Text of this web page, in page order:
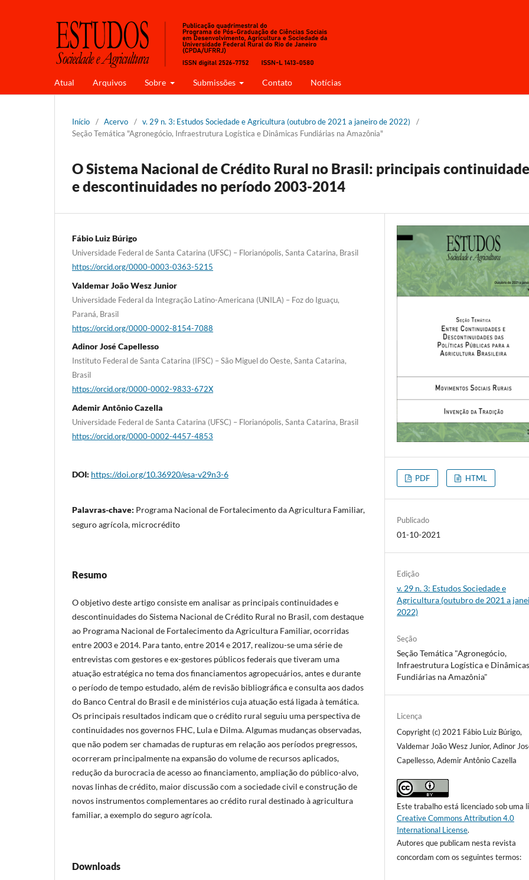
Atual Arquivos Sobre Submissões Contato Notícias
Início / Acervo / v. 29 n. 3: Estudos Sociedade e Agricultura (outubro de 2021 a janeiro de 2022)
/
Seção Temática "Agronegócio, Infraestrutura Logística e Dinâmicas Fundiárias na Amazônia"
O Sistema Nacional de Crédito Rural no Brasil: principais
e descontinuidades no período 2003-2014
Fábio Luiz Búrigo
Universidade Federal de Santa Catarina (UFSC) – Florianópolis, Santa Catarina, Brasil
https://orcid.org/0000-0003-0363-5215
Valdemar João Wesz Junior
Universidade Federal da Integração Latino-Americana (UNILA) – Foz do Iguaçu,
Paraná, Brasil
https://orcid.org/0000-0002-8154-7088
Adinor José Capellesso
Instituto Federal de Santa Catarina (IFSC) – São Miguel do Oeste, Santa Catarina,
Brasil
https://orcid.org/0000-0002-9833-672X
Ademir Antônio Cazella
Universidade Federal de Santa Catarina (UFSC) – Florianópolis, Santa Catarina, Brasil
https://orcid.org/0000-0002-4457-4853
DOI: https://doi.org/10.36920/esa-v29n3-6
Palavras-chave: Programa Nacional de Fortalecimento da Agricultura Familiar,
seguro agrícola, microcrédito
Resumo
O objetivo deste artigo consiste em analisar as principais continuidades e
descontinuidades do Sistema Nacional de Crédito Rural no Brasil, com destaque
ao Programa Nacional de Fortalecimento da Agricultura Familiar, ocorridas
entre 2003 e 2014. Para tanto, entre 2014 e 2017, realizou-se uma série de
entrevistas com gestores e ex-gestores públicos federais que tiveram uma
atuação estratégica no tema dos financiamentos agropecuários, antes e durante
o período de tempo estudado, além de revisão bibliográfica e consulta aos dados
do Banco Central do Brasil e de ministérios cuja atuação está ligada à temática.
Os principais resultados indicam que o crédito rural seguiu uma perspectiva de
continuidades nos governos FHC, Lula e Dilma. Algumas mudanças observadas,
que não podem ser chamadas de rupturas em relação aos períodos pregressos,
ocorreram principalmente na expansão do volume de recursos aplicados,
redução da burocracia de acesso ao financiamento, ampliação do público-alvo,
novas linhas de crédito, maior discussão com a sociedade civil e construção de
novos instrumentos complementares ao crédito rural destinado à agricultura
familiar, a exemplo do seguro agrícola.
Downloads
PDF HTML
Publicado
01-10-2021
Edição
v. 29 n. 3: Estudos Sociedade e
Agricultura (outubro de 2021 a
2022)
Seção
Seção Temática "Agronegócio,
Infraestrutura Logística e Dinâmicas
Fundiárias na Amazônia"
Licença
Copyright (c) 2021 Fábio Luiz Búrigo,
Valdemar João Wesz Junior, Adinor
Capellesso, Ademir Antônio Cazella
Este trabalho está licenciado sob uma
Creative Commons Attribution 4.0
International License.
Autores que publicam nesta revista
concordam com os seguintes termos: